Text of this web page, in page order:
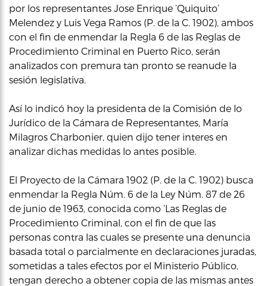
por los representantes Jose Enrique ‘Quiquito’
Melendez y Luis Vega Ramos (P. de la C. 1902), ambos
con el fin de enmendar la Regla 6 de las Reglas de
Procedimiento Criminal en Puerto Rico, serán
analizados con premura tan pronto se reanude la
sesión legislativa.
Así lo indicó hoy la presidenta de la Comisión de lo
Jurídico de la Cámara de Representantes, María
Milagros Charbonier, quien dijo tener interes en
analizar dichas medidas lo antes posible.
El Proyecto de la Cámara 1902 (P. de la C. 1902) busca
enmendar la Regla Núm. 6 de la Ley Núm. 87 de 26
de junio de 1963, conocida como ‘Las Reglas de
Procedimiento Criminal, con el fin de que las
personas contra las cuales se presente una denuncia
basada total o parcialmente en declaraciones juradas,
sometidas a tales efectos por el Ministerio Público,
tengan derecho a obtener copia de las mismas antes